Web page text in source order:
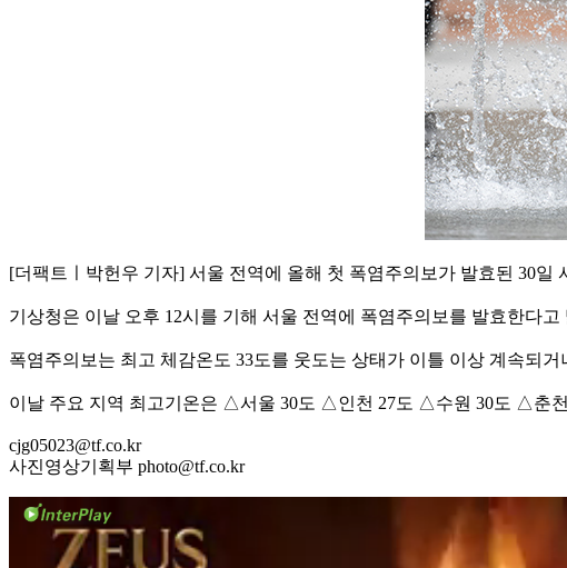
[더팩트ㅣ박헌우 기자] 서울 전역에 올해 첫 폭염주의보가 발효된 30
기상청은 이날 오후 12시를 기해 서울 전역에 폭염주의보를 발효한다
폭염주의보는 최고 체감온도 33도를 웃도는 상태가 이틀 이상 계속되
이날 주요 지역 최고기온은 △서울 30도 △인천 27도 △수원 30도 △
cjg05023@tf.co.kr
사진영상기획부 photo@tf.co.kr